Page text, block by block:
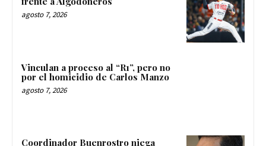
agosto 7, 2026
Vinculan a proceso al “R1”, pero no
por el homicidio de Carlos Manzo
agosto 7, 2026
Coordinador Buenrostro niega